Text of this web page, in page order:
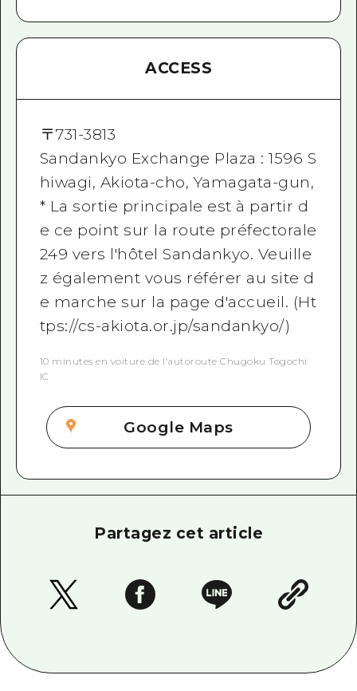
ACCESS
〒731-3813
Sandankyo Exchange Plaza : 1596 S
hiwagi, Akiota-cho, Yamagata-gun,
* La sortie principale est à partir d
e ce point sur la route préfectorale
249 vers l'hôtel Sandankyo. Veuille
z également vous référer au site d
e marche sur la page d'accueil. (Ht
tps://cs-akiota.or.jp/sandankyo/)
10 minutes en voiture de l'autoroute Chugoku Togochi
IC
Google Maps
Partagez cet article